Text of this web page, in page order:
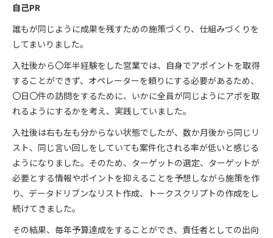
自己PR
誰もが同じように成果を残すための施策づくり、仕組みづくりを
してまいりました。
入社後から〇年半経験をした営業では、自身でアポイントを取得
することができず、オペレーターを頼りにする必要があるため、
〇日〇件の訪問をするために、いかに全員が同じようにアポを取
れるようにするかを考え、実践していました。
入社後は右も左も分からない状態でしたが、数か月後から同じリ
スト、同じ言い回しをしていても案件化される率が低いと感じる
ようになりました。そのため、ターゲットの選定、ターゲットが
必要とする情報やポイントを抑えることを予想しながら施策を作
り、データドリブンなリスト作成、トークスクリプトの作成をし
続けてきました。
その結果、毎年予算達成をすることができ、責任者としての出向